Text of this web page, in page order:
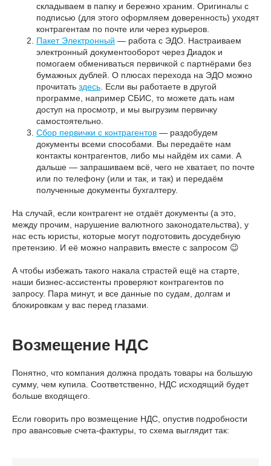
складываем в папку и бережно храним. Оригиналы с
подписью (для этого оформляем доверенность) уходят
контрагентам по почте или через курьеров.
Пакет Электронный — работа с ЭДО. Настраиваем
электронный документооборот через Диадок и
помогаем обмениваться первичкой с партнёрами без
бумажных дублей. О плюсах перехода на ЭДО можно
прочитать здесь . Если вы работаете в другой
программе, например СБИС, то можете дать нам
доступ на просмотр, и мы выгрузим первичку
самостоятельно.
Сбор первички с контрагентов — раздобудем
документы всеми способами. Вы передаёте нам
контакты контрагентов, либо мы найдём их сами. А
дальше — запрашиваем всё, чего не хватает, по почте
или по телефону (или и так, и так) и передаём
полученные документы бухгалтеру.
На случай, если контрагент не отдаёт документы (а это,
между прочим, нарушение валютного законодательства), у
нас есть юристы, которые могут подготовить досудебную
претензию. И её можно направить вместе с запросом 😉
А чтобы избежать такого накала страстей ещё на старте,
наши бизнес-ассистенты проверяют контрагентов по
запросу. Пара минут, и все данные по судам, долгам и
блокировкам у вас перед глазами.
Возмещение НДС
Понятно, что компания должна продать товары на большую
сумму, чем купила. Соответственно, НДС исходящий будет
больше входящего.
Если говорить про возмещение НДС, опустив подробности
про авансовые счета-фактуры, то схема выглядит так: